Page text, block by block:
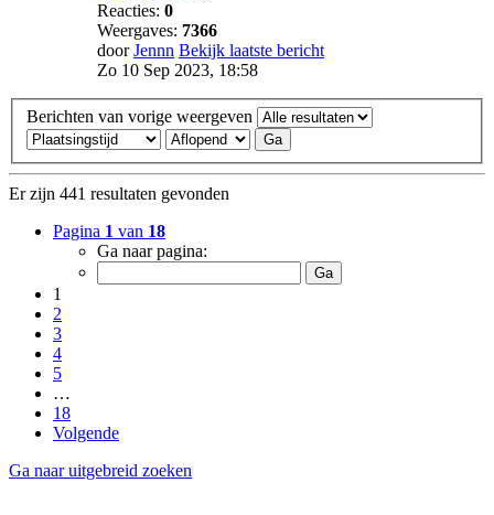
Reacties: 0
Weergaves: 7366
doorJennn Bekijk laatste bericht
Zo 10 Sep 2023, 18:58
Berichten van vorige weergeven
Er zijn 441 resultaten gevonden
Pagina 1 van 18
Ga naar pagina:
1
2
3
4
5
…
18
Volgende
Ga naar uitgebreid zoeken